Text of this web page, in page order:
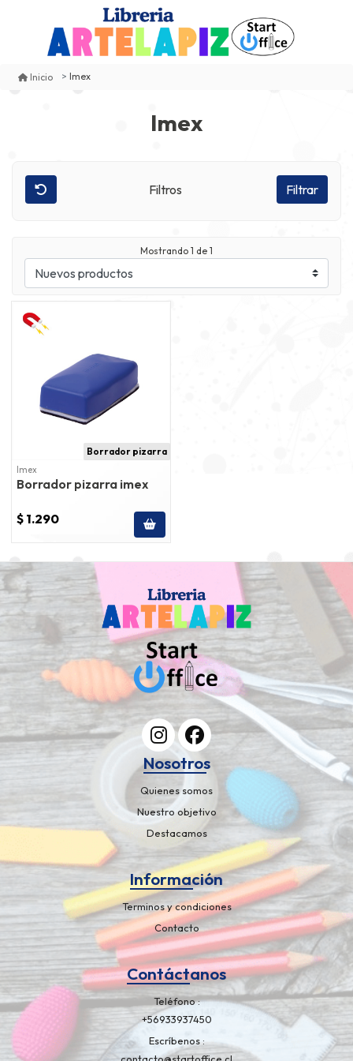
Inicio Imex
Imex
Filtros Filtrar
Mostrando 1 de 1
Borrador pizarra
Imex
Borrador pizarra imex
$ 1.290
Nosotros
Quienes somos
Nuestro objetivo
Destacamos
Información
Terminos y condiciones
Contacto
Contáctanos
Teléfono
+56933937450
Escríbenos